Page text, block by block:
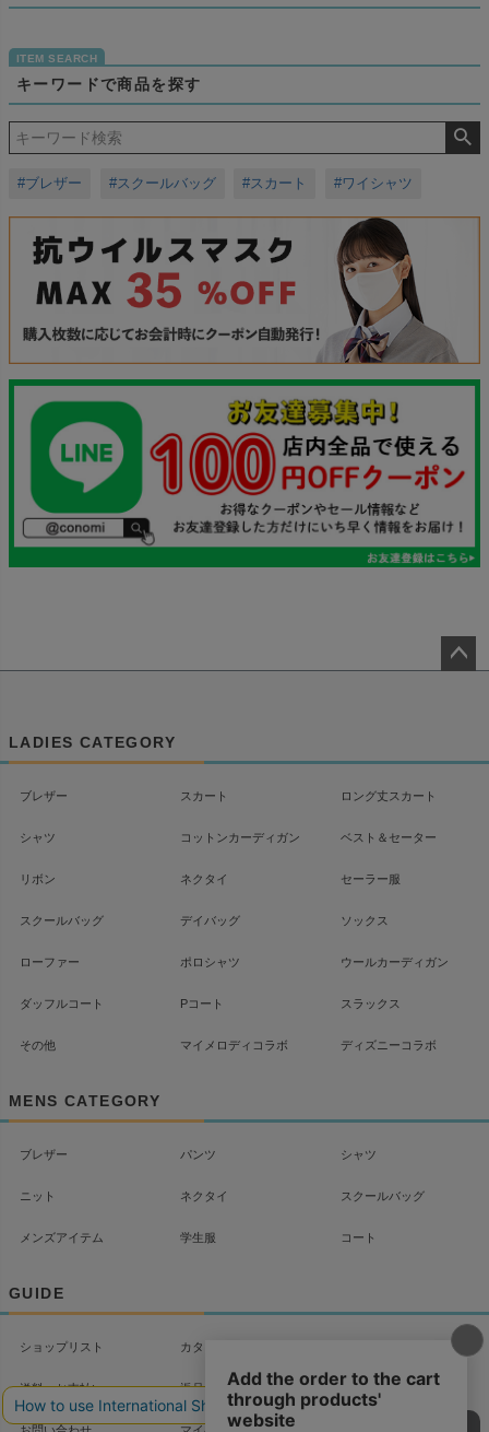
キーワードで商品を探す
#ブレザー #スクールバッグ #スカート #ワイシャツ
LADIES CATEGORY
ブレザー スカート ロング丈スカート
シャツ コットンカーディガン ベスト＆セーター
リボン ネクタイ セーラー服
スクールバッグ デイバッグ ソックス
ローファー ポロシャツ ウールカーディガン
ダッフルコート Pコート スラックス
その他 マイメロディコラボ ディズニーコラボ
MENS CATEGORY
ブレザー パンツ シャツ
ニット ネクタイ スクールバッグ
メンズアイテム 学生服 コート
GUIDE
ショップリスト カタログ
送料・お支払い 返品・交換 よくあるご質問